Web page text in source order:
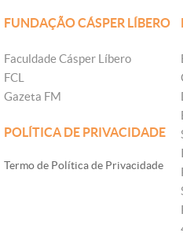
FUNDAÇÃO CÁSPER LÍBERO
Faculdade Cásper Líbero
FCL
Gazeta FM
POLÍTICA DE PRIVACIDADE
Termo de Política de Privacidade